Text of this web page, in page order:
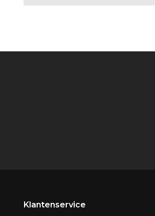
Klantenservice